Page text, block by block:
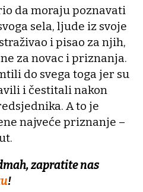
da moraju poznavati
sela, ljude iz svoje
i pisao za njih,
za novac i priznanja.
do svega toga jer su
i čestitali nakon
A to je
najveće priznanje –
zapratite nas
!